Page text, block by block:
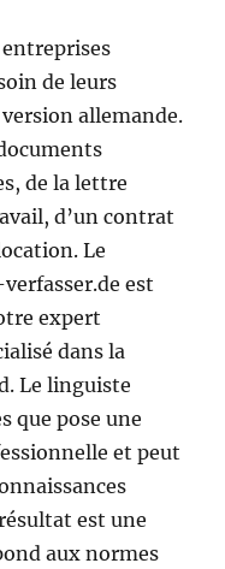
de leurs
allemande.
de la lettre
d’un contrat
Le
est
expert
dans la
Le linguiste
que pose une
et peut
est une
aux normes